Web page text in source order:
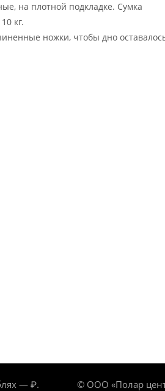
на плотной подкладке. Сумка
кг.
ножки, чтобы дно
— ₽. © ООО «Полар